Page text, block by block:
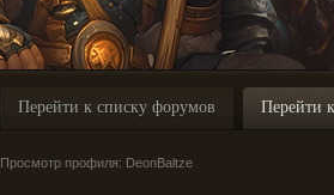
Перейти к списку форумов Перейти
Просмотр профиля: DeonBaltze